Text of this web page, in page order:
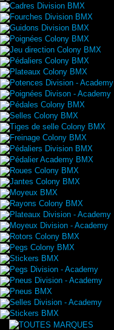
Cadres Division BMX
Fourches Division BMX
Guidons Division BMX
Poignées Colony BMX
Jeu direction Colony BMX
Pédaliers Colony BMX
Plateaux Colony BMX
Potences Division - Academy
Poignées Divison - Academy
Pédales Colony BMX
Selles Colony BMX
Tiges de selle Colony BMX
Freinage Colony BMX
Pédaliers Division BMX
Pédalier Academy BMX
Roues Colony BMX
Jantes Colony BMX
Moyeux BMX
Rayons Colony BMX
Plateaux Division - Academy
Moyeux Division - Academy
Rotors Colony BMX
Pegs Colony BMX
Stickers BMX
Pegs Division - Academy
Pneus Division - Academy
Pneus BMX
Selles Division - Academy
Stickers BMX